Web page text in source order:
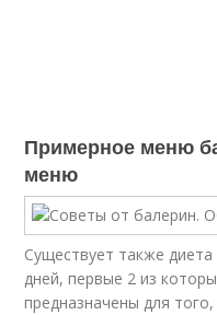
Примерное меню
меню
Существует также
дней, первые 2 из
предназначены для